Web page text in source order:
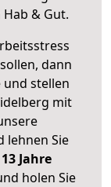
& Gut.
dann
stellen
mit
lehnen Sie
Jahre
holen Sie